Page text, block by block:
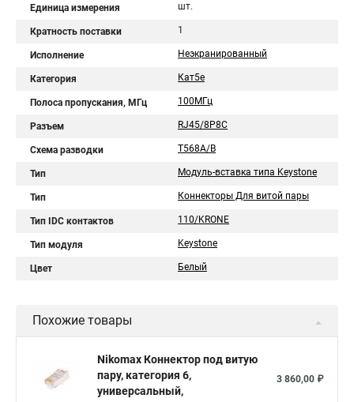
Единица измерения шт.
Кратность поставки 1
Исполнение Неэкранированный
Категория Кат5е
Полоса пропускания, МГц 100МГц
Разъем RJ45/8P8C
Схема разводки T568A/B
Тип Модуль-вставка типа Keystone
Тип Коннекторы Для витой пары
Тип IDC контактов 110/KRONE
Тип модуля Keystone
Цвет Белый
Похожие товары
Nikomax Коннектор под витую
пару, категория 6,
универсальный,
3 860,00 ₽